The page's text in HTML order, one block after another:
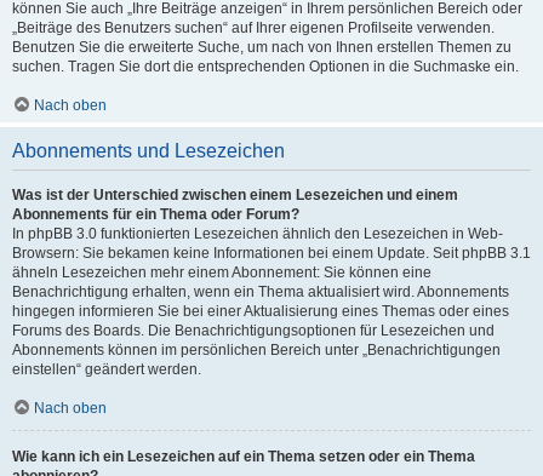
können Sie auch „Ihre Beiträge anzeigen“ in Ihrem persönlichen Bereich oder
„Beiträge des Benutzers suchen“ auf Ihrer eigenen Profilseite verwenden.
Benutzen Sie die erweiterte Suche, um nach von Ihnen erstellen Themen zu
suchen. Tragen Sie dort die entsprechenden Optionen in die Suchmaske ein.
Nach oben
Abonnements und Lesezeichen
Was ist der Unterschied zwischen einem Lesezeichen und einem
Abonnements für ein Thema oder Forum?
In phpBB 3.0 funktionierten Lesezeichen ähnlich den Lesezeichen in Web-
Browsern: Sie bekamen keine Informationen bei einem Update. Seit phpBB 3.1
ähneln Lesezeichen mehr einem Abonnement: Sie können eine
Benachrichtigung erhalten, wenn ein Thema aktualisiert wird. Abonnements
hingegen informieren Sie bei einer Aktualisierung eines Themas oder eines
Forums des Boards. Die Benachrichtigungsoptionen für Lesezeichen und
Abonnements können im persönlichen Bereich unter „Benachrichtigungen
einstellen“ geändert werden.
Nach oben
Wie kann ich ein Lesezeichen auf ein Thema setzen oder ein Thema